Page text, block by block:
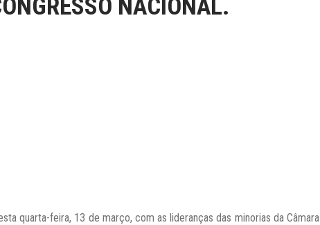
NACIONAL.
quarta-feira, 13 de março, com as lideranças das minorias da Câmara